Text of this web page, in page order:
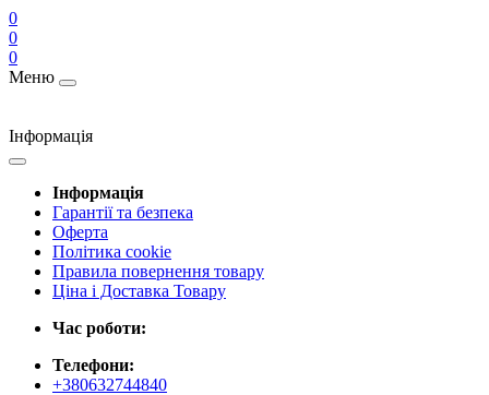
0
0
0
Меню
Інформація
Інформація
Гарантії та безпека
Оферта
Політика cookie
Правила повернення товару
Ціна і Доставка Товару
Час роботи:
Телефони:
+380632744840